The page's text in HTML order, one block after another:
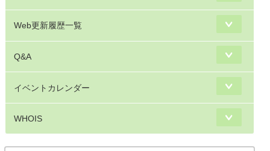
Web更新履歴一覧
Q&A
イベントカレンダー
WHOIS